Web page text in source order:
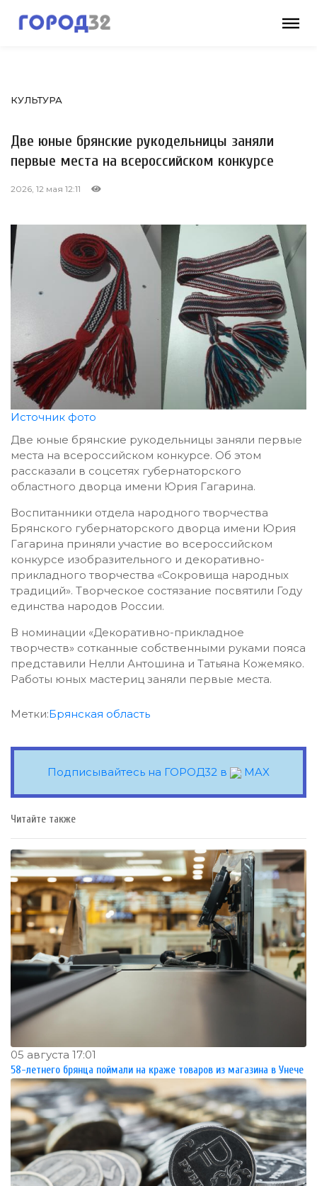
КУЛЬТУРА
Две юные брянские рукодельницы заняли
первые места на всероссийском конкурсе
2026, 12 мая 12:11
Источник фото
Две юные брянские рукодельницы заняли первые
места на всероссийском конкурсе. Об этом
рассказали в соцсетях губернаторского
областного дворца имени Юрия Гагарина.
Воспитанники отдела народного творчества
Брянского губернаторского дворца имени Юрия
Гагарина приняли участие во всероссийском
конкурсе изобразительного и декоративно-
прикладного творчества «Сокровища народных
традиций». Творческое состязание посвятили Году
единства народов России.
В номинации «Декоративно-прикладное
творчеств» сотканные собственными руками пояса
представили Нелли Антошина и Татьяна Кожемяко.
Работы юных мастериц заняли первые места.
Метки:Брянская область
Подписывайтесь на ГОРОД32 в MAX
Читайте также
05 августа 17:01
58-летнего брянца поймали на краже товаров из магазина в Унече